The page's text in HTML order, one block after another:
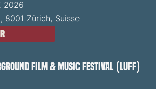
2026
8001 Zürich, Suisse
Film & Music Festival (LUFF)